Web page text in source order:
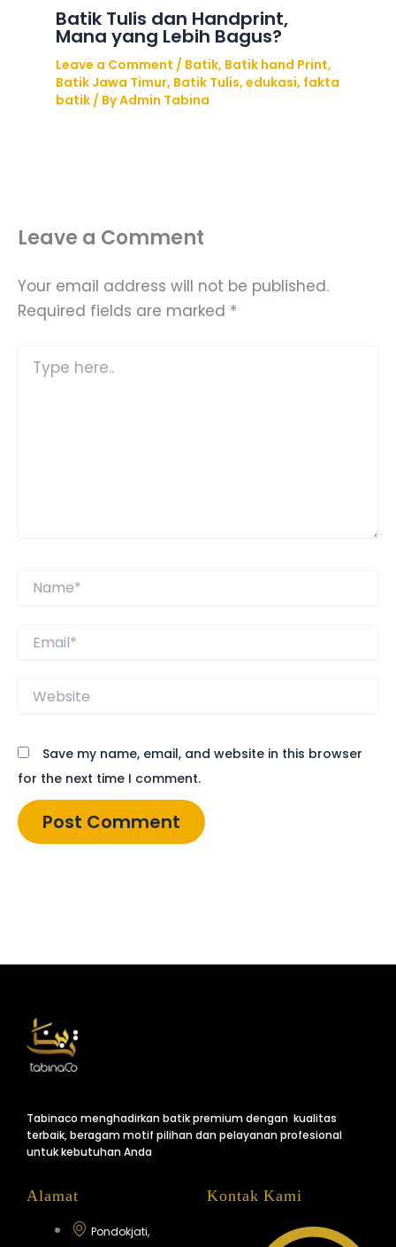
Batik Tulis dan Handprint,
Mana yang Lebih Bagus?
Leave a Comment / Batik, Batik hand Print,
Batik Jawa Timur, Batik Tulis, edukasi, fakta
batik/ ByAdmin Tabina
Leave a Comment
Your email address will not be published.
Required fields are marked *
here..
Website
Save my name, email, and website in this browser
for the next time I comment.
Tabinaco menghadirkan batik premium dengan kualitas
terbaik, beragam motif pilihan dan pelayanan profesional
untuk kebutuhan Anda
Alamat
Pondokjati,
Kontak Kami